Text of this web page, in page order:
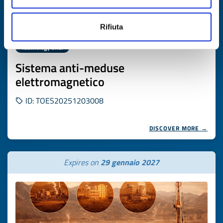
Rifiuta
Technology offer
Sistema anti-meduse
elettromagnetico
ID: TOES20251203008
DISCOVER MORE →
Expires on 29 gennaio 2027